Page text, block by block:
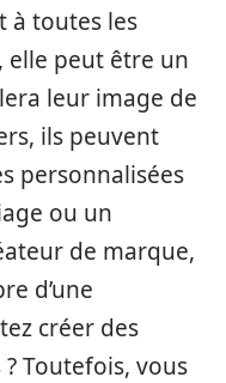
à toutes les
elle peut être un
leur image de
ils peuvent
personnalisées
ou un
de marque,
d’une
créer des
Toutefois, vous